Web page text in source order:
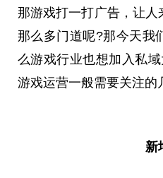
那游戏打一打广告，让
那么多门道呢?那今天我
么游戏行业也想加入私
游戏运营一般需要关注的
新